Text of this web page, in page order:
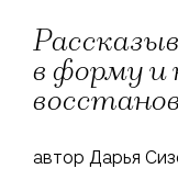
в форму и
автор Дарья